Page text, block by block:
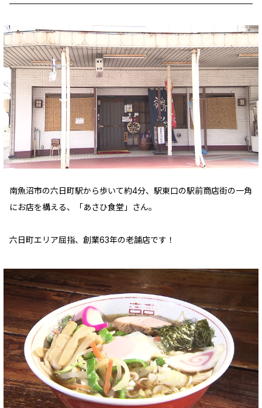
南魚沼市の六日町駅から歩いて約4分、駅東口の駅前商店街の一角
にお店を構える、「あさひ食堂」さん。
六日町エリア屈指、創業63年の老舗店です！